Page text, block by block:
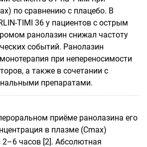
по сравнению с плацебо. В
TIMI 36 у пациентов с острым
ранолазин снижал частоту
событий. Ранолазин
при непереносимости
а также в сочетании с
препаратами.
приёме ранолазина его
в плазме (Cmax)
2–6 часов [2]. Абсолютная